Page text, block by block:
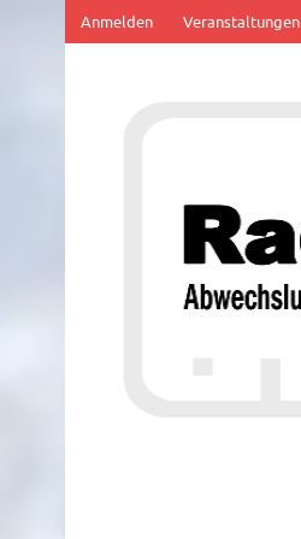
springen
Anmelden Veranstaltungen